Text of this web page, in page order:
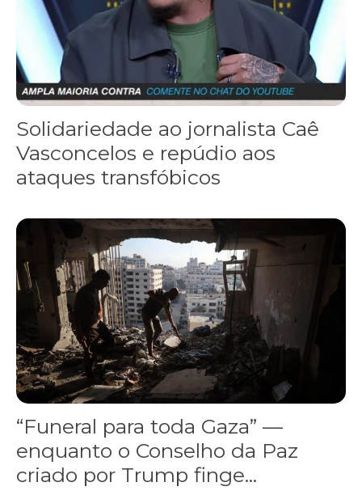
Solidariedade ao jornalista Caê
Vasconcelos e repúdio aos
ataques transfóbicos
“Funeral para toda Gaza” — enquanto o Conselho da Paz
“Funeral para toda Gaza” —
enquanto o Conselho da Paz
criado por Trump finge...